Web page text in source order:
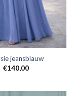
jeansblauw
€140,00